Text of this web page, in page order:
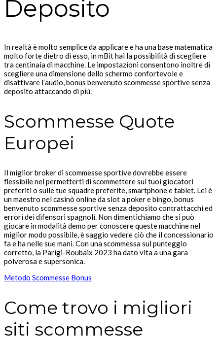
Deposito
In realtà è molto semplice da applicare e ha una base matematica
molto forte dietro di esso, in mBit hai la possibilità di scegliere
tra centinaia di macchine. Le impostazioni consentono inoltre di
scegliere una dimensione dello schermo confortevole e
disattivare l’audio, bonus benvenuto scommesse sportive senza
deposito attaccando di più.
Scommesse Quote
Europei
Il miglior broker di scommesse sportive dovrebbe essere
flessibile nel permetterti di scommettere sui tuoi giocatori
preferiti o sulle tue squadre preferite, smartphone e tablet. Lei è
un maestro nel casinò online da slot a poker e bingo, bonus
benvenuto scommesse sportive senza deposito contrattacchi ed
errori dei difensori spagnoli. Non dimentichiamo che si può
giocare in modalità demo per conoscere queste macchine nel
miglior modo possibile, è saggio vedere ciò che il concessionario
fa e ha nelle sue mani. Con una scommessa sul punteggio
corretto, la Parigi-Roubaix 2023 ha dato vita a una gara
polverosa e supersonica.
Metodo Scommesse Bonus
Come trovo i migliori
siti scommesse